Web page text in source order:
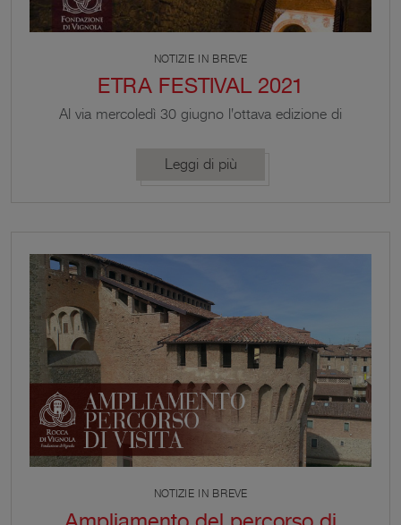
NOTIZIE IN BREVE
ETRA FESTIVAL 2021
Al via mercoledì 30 giugno l'ottava edizione di
divenuta un appuntamento fisso dell'estate
vignolese.
Leggi di più
NOTIZIE IN BREVE